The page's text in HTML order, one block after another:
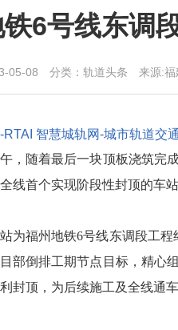
6号线东调
05-08 分类：轨道头条 来源:
RTAI 智慧城轨网-城市轨道交
，随着最后一块顶板浇筑完
线首个实现阶段性封顶的车站
为福州地铁6号线东调段工
部倒排工期节点目标，精心
封顶，为后续施工及全线通